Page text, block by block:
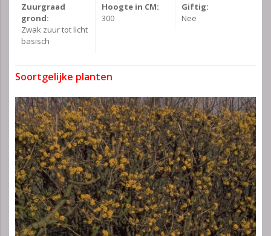
Zuurgraad
grond:
Zwak zuur tot licht
basisch
Hoogte in CM:
300
Giftig:
Nee
Soortgelijke planten